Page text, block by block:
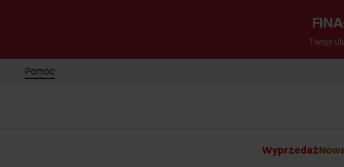
Twoje
Pomoc
Wyprzedaż